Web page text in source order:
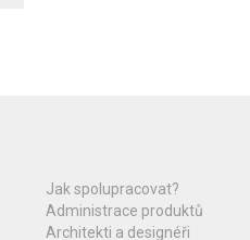
Jak spolupracovat?
Administrace produktů
Architekti a designéři